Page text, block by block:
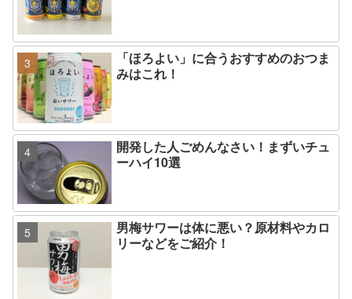
「ほろよい」に合うおすすめのおつま
みはこれ！
開発した人ごめんなさい！まずいチュ
ーハイ10選
男梅サワーは体に悪い？原材料やカロ
リーなどをご紹介！